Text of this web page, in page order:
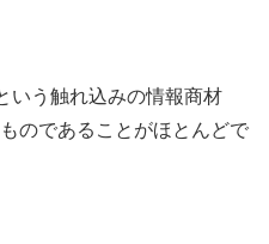
いう触れ込みの情報商材
のであることがほとんどで